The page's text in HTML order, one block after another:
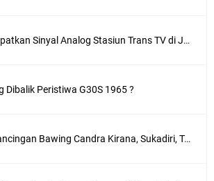
Cara Mendapatkan Sinyal Analog Stasiun Trans TV di Jakarta
Dibalik Peristiwa G30S 1965 ?
Kolam Pemancingan Bawing Candra Kirana, Sukadiri, Tangerang